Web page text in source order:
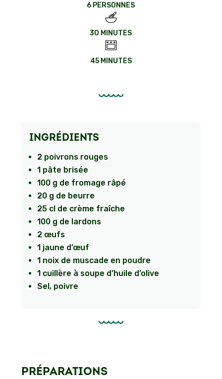
6 PERSONNES
30 MINUTES
45 MINUTES
INGRÉDIENTS
2 poivrons rouges
1 pâte brisée
100 g de fromage râpé
20 g de beurre
25 cl de crème fraîche
100 g de lardons
2 œufs
1 jaune d’œuf
1 noix de muscade en poudre
1 cuillère à soupe d’huile d’olive
Sel, poivre
PRÉPARATIONS